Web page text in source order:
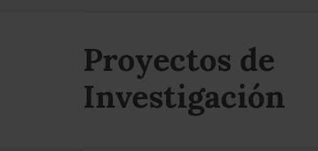
Proyectos de
Investigación